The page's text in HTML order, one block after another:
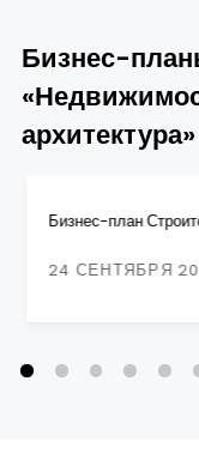
Бизнес-
архитектура»
Бизнес-план
24 СЕНТЯБРЯ